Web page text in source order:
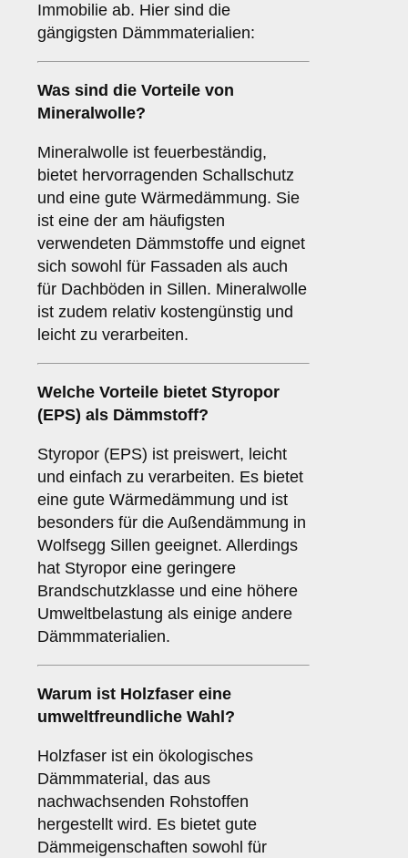
Immobilie ab. Hier sind die
gängigsten Dämmmaterialien:
Was sind die Vorteile von
Mineralwolle?
Mineralwolle ist feuerbeständig,
bietet hervorragenden Schallschutz
und eine gute Wärmedämmung. Sie
ist eine der am häufigsten
verwendeten Dämmstoffe und eignet
sich sowohl für Fassaden als auch
für Dachböden in Sillen. Mineralwolle
ist zudem relativ kostengünstig und
leicht zu verarbeiten.
Welche Vorteile bietet Styropor
(EPS) als Dämmstoff?
Styropor (EPS) ist preiswert, leicht
und einfach zu verarbeiten. Es bietet
eine gute Wärmedämmung und ist
besonders für die Außendämmung in
Wolfsegg Sillen geeignet. Allerdings
hat Styropor eine geringere
Brandschutzklasse und eine höhere
Umweltbelastung als einige andere
Dämmmaterialien.
Warum ist Holzfaser eine
umweltfreundliche Wahl?
Holzfaser ist ein ökologisches
Dämmmaterial, das aus
nachwachsenden Rohstoffen
hergestellt wird. Es bietet gute
Dämmeigenschaften sowohl für